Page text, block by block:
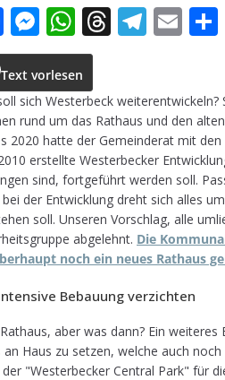
F
a
c
e
b
o
o
k
M
e
ss
e
n
g
e
r
W
h
a
ts
A
p
p
T
e
a
d
s
T
g
r
a
m
E
l
Text vorlesen
sich Wes­ter­beck
rund um das Rat­haus und den
2020 hatte der Gemein­de­rat mit
erstellte Wes­ter­be­cker
sind, fort­ge­führt wer­den soll.
der Ent­wick­lung dreht sich alles
soll. Unse­ren Vor­schlag, alle
abge­lehnt. Die
noch ein neues Rat­haus
Bebau­ung verzichten
aber was dann? Ein
an Haus zu set­zen, wel­che auch
"Wes­ter­be­cker Cen­tral Park" für